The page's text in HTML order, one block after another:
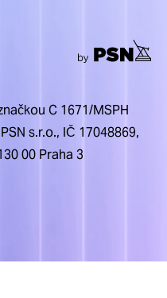
C 1671/MSPH
s.r.o., IČ 17048869,
00 Praha 3